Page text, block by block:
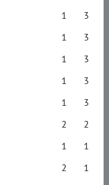
1
3
1
3
1
3
1
3
1
3
2
2
1
1
2
1